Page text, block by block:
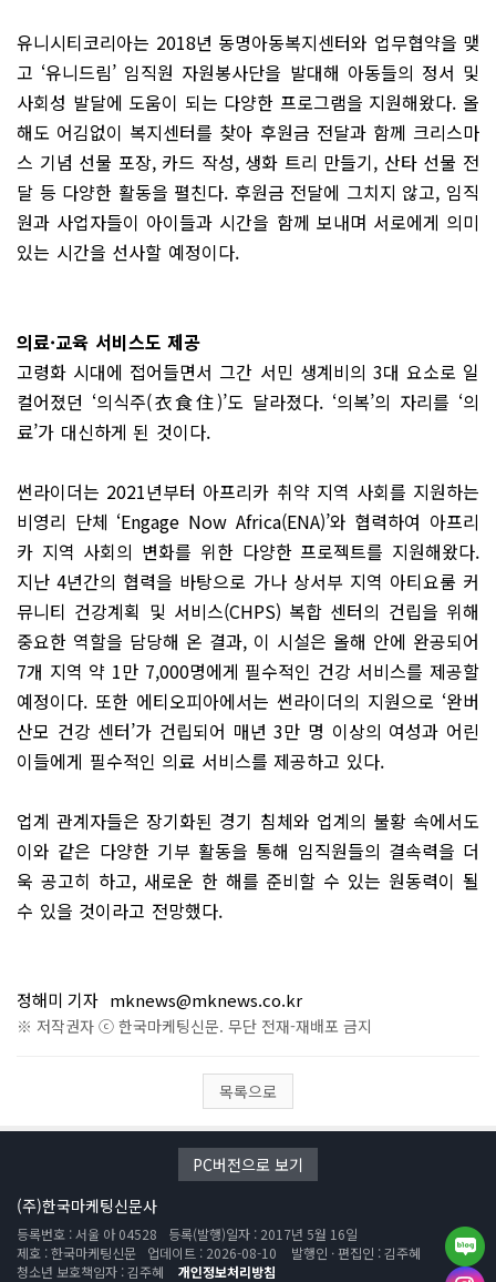
유니시티코리아는 2018년 동명아동복지센터와 업무협약을 맺
고 ‘유니드림’ 임직원 자원봉사단을 발대해 아동들의 정서 및
사회성 발달에 도움이 되는 다양한 프로그램을 지원해왔다. 올
해도 어김없이 복지센터를 찾아 후원금 전달과 함께 크리스마
스 기념 선물 포장, 카드 작성, 생화 트리 만들기, 산타 선물 전
달 등 다양한 활동을 펼친다. 후원금 전달에 그치지 않고, 임직
원과 사업자들이 아이들과 시간을 함께 보내며 서로에게 의미
있는 시간을 선사할 예정이다.
의료·교육 서비스도 제공
고령화 시대에 접어들면서 그간 서민 생계비의 3대 요소로 일
컬어졌던 ‘의식주(衣食住)’도 달라졌다. ‘의복’의 자리를 ‘의
료’가 대신하게 된 것이다.
썬라이더는 2021년부터 아프리카 취약 지역 사회를 지원하는
비영리 단체 ‘Engage Now Africa(ENA)’와 협력하여 아프리
카 지역 사회의 변화를 위한 다양한 프로젝트를 지원해왔다.
지난 4년간의 협력을 바탕으로 가나 상서부 지역 아티요룸 커
뮤니티 건강계획 및 서비스(CHPS) 복합 센터의 건립을 위해
중요한 역할을 담당해 온 결과, 이 시설은 올해 안에 완공되어
7개 지역 약 1만 7,000명에게 필수적인 건강 서비스를 제공할
예정이다. 또한 에티오피아에서는 썬라이더의 지원으로 ‘완버
산모 건강 센터’가 건립되어 매년 3만 명 이상의 여성과 어린
이들에게 필수적인 의료 서비스를 제공하고 있다.
업계 관계자들은 장기화된 경기 침체와 업계의 불황 속에서도
이와 같은 다양한 기부 활동을 통해 임직원들의 결속력을 더
욱 공고히 하고, 새로운 한 해를 준비할 수 있는 원동력이 될
수 있을 것이라고 전망했다.
정해미 기자 mknews@mknews.co.kr
※ 저작권자 ⓒ 한국마케팅신문. 무단 전재-재배포 금지
목록으로
PC버전으로 보기
(주)한국마케팅신문사
등록번호 : 서울 아 04528
등록(발행)일자 : 2017년 5월 16일
제호 : 한국마케팅신문
업데이트 : 2026-08-10
발행인 · 편집인 : 김주혜
청소년 보호책임자 : 김주혜
개인정보처리방침